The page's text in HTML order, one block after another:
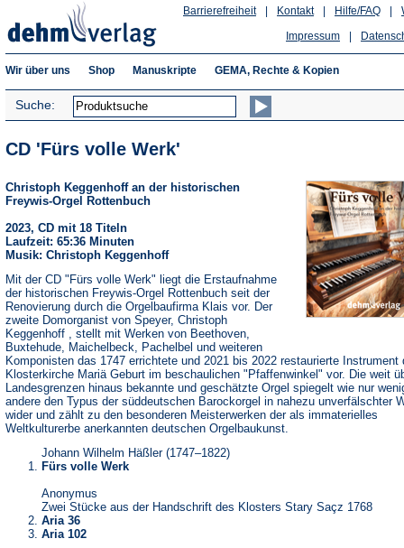
Hilfe/FAQ
Kontakt
Barrierefreiheit
Impressum
Wir über uns Shop Manuskripte GEMA, Rechte & Kopien
Suche:
CD 'Fürs volle Werk'
Christoph Keggenhoff an der historischen
Freywis-Orgel Rottenbuch
2023, CD mit 18 Titeln
Laufzeit: 65:36 Minuten
Musik: Christoph Keggenhoff
Mit der CD "Fürs volle Werk" liegt die Erstaufnahme
der historischen Freywis-Orgel Rottenbuch seit der
Renovierung durch die Orgelbaufirma Klais vor. Der
zweite Domorganist von Speyer, Christoph
Keggenhoff , stellt mit Werken von Beethoven,
Buxtehude, Maichelbeck, Pachelbel und weiteren
Komponisten das 1747 errichtete und 2021 bis 2022 restaurierte Instrument
Klosterkirche Mariä Geburt im beschaulichen "Pfaffenwinkel" vor. Die weit
Landesgrenzen hinaus bekannte und geschätzte Orgel spiegelt wie nur
andere den Typus der süddeutschen Barockorgel in nahezu unverfälschter
wider und zählt zu den besonderen Meisterwerken der als immaterielles
Weltkulturerbe anerkannten deutschen Orgelbaukunst.
Johann Wilhelm Häßler (1747–1822)
Fürs volle Werk
Anonymus
Zwei Stücke aus der Handschrift des Klosters Stary Saçz 1768
Aria 36
Aria 102